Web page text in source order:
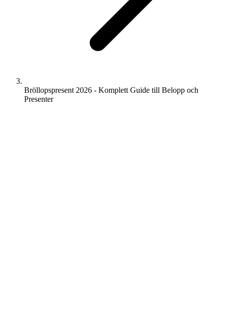
Bröllopspresent 2026 - Komplett Guide till Belopp och
Presenter